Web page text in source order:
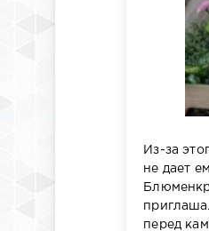
Из-за
не дает
перед